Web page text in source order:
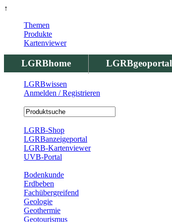
↑
LGRBhome LGRBgeoportal
Themen
Produkte
Kartenviewer
LGRBwissen
Anmelden / Registrieren
LGRB-Shop
LGRBanzeigeportal
LGRB-Kartenviewer
UVB-Portal
Bodenkunde
Erdbeben
Fachübergreifend
Geologie
Geothermie
Geotourismus